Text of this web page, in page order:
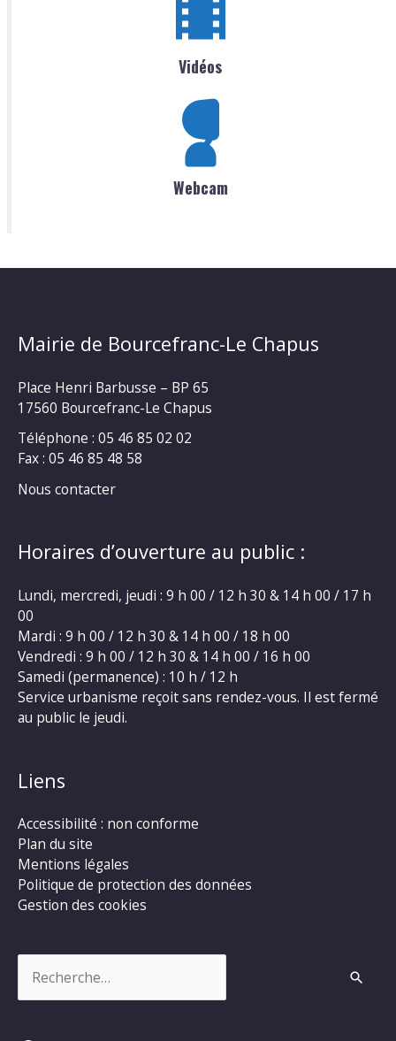
Vidéos
Webcam
Mairie de Bourcefranc-Le Chapus
Place Henri Barbusse – BP 65
17560 Bourcefranc-Le Chapus
Téléphone : 05 46 85 02 02
Fax : 05 46 85 48 58
Nous contacter
Horaires d’ouverture au public :
Lundi, mercredi, jeudi : 9 h 00 / 12 h 30 & 14 h 00 / 17 h
00
Mardi : 9 h 00 / 12 h 30 & 14 h 00 / 18 h 00
Vendredi : 9 h 00 / 12 h 30 & 14 h 00 / 16 h 00
Samedi (permanence) : 10 h / 12 h
Service urbanisme reçoit sans rendez-vous. Il est fermé
au public le jeudi.
Liens
Accessibilité : non conforme
Plan du site
Mentions légales
Politique de protection des données
Gestion des cookies